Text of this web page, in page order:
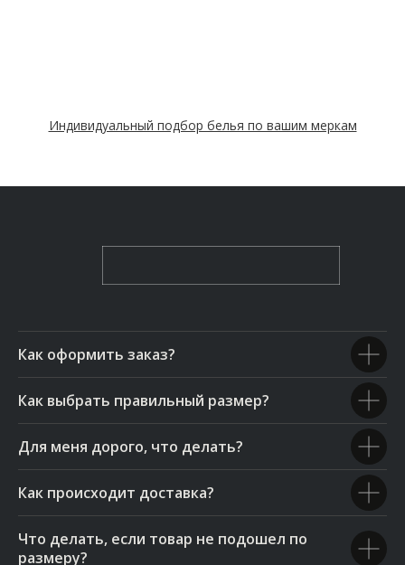
Индивидуальный подбор белья по вашим меркам
Как оформить заказ?
Как выбрать правильный размер?
Для меня дорого, что делать?
Как происходит доставка?
Что делать, если товар не подошел по
размеру?